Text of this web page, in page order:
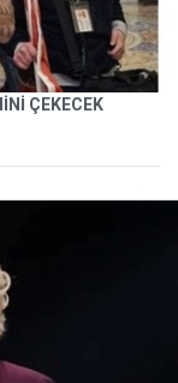
ÇEKECEK